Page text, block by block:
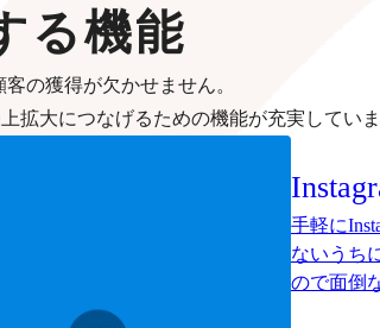
る機能
の獲得が欠かせません。
拡大につなげるための機能が充実していま
手軽に
ないうち
ので面倒